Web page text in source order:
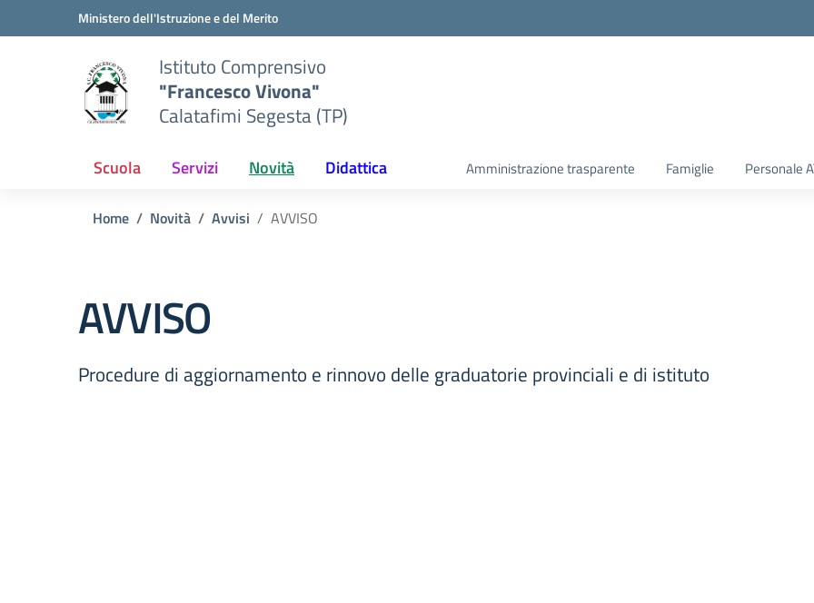
Vai ai contenuti
Vai al menu di navigazioneMinistero dell'Istruzione e del Merito
Istituto Comprensivo
"Francesco Vivona"
Calatafimi Segesta (TP)
Scuola Servizi Novità Didattica Amministrazione trasparente Famiglie Personale
Home Novità Avvisi AVVISO
AVVISO
Procedure di aggiornamento e rinnovo delle graduatorie provinciali e di istituto